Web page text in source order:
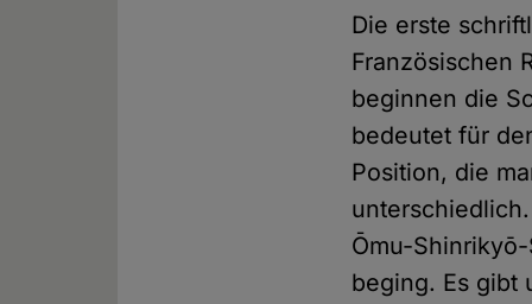
Die erste
Französischen
beginnen die
bedeutet für
Position, die
Ōmu-
beging. Es gibt